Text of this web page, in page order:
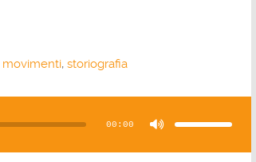
movimenti, storiografia
00:00
freccia
aumentare